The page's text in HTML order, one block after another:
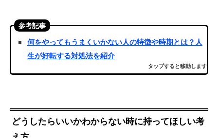
参考記事
何をやってもうまくいかない人の特徴や時期とは？人
生が好転する対処法を紹介
タップすると移動します
どうしたらいいかわからない時に持ってほしい考